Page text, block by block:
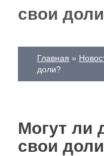
свои
Главная
доли?
Могут ли
свои